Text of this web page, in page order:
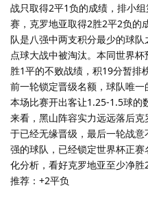
战只取得2平1负的成绩，排小
赛，克罗地亚取得2胜2平2负的
队是八强中两支积分最少的球
点球大战中被淘汰。本同世界
胜1平的不败战绩，积19分暂排
前一轮锁定晋级名额，球队唯一
本场比赛开出客让1.25-1.5球的
来看，黑山阵容实力远远落后
于已经无缘晋级，最后一轮战
强的球队，已经锁定世界杯正
化分析，看好克罗地亚至少净胜2
推荐：+2平负